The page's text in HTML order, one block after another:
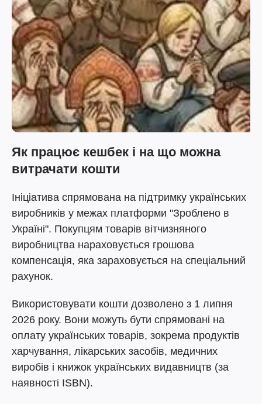
Як працює кешбек і на що можна
витрачати кошти
Ініціатива спрямована на підтримку українських
виробників у межах платформи "Зроблено в
Україні". Покупцям товарів вітчизняного
виробництва нараховується грошова
компенсація, яка зараховується на спеціальний
рахунок.
Використовувати кошти дозволено з 1 липня
2026 року. Вони можуть бути спрямовані на
оплату українських товарів, зокрема продуктів
харчування, лікарських засобів, медичних
виробів і книжок українських видавництв (за
наявності ISBN).